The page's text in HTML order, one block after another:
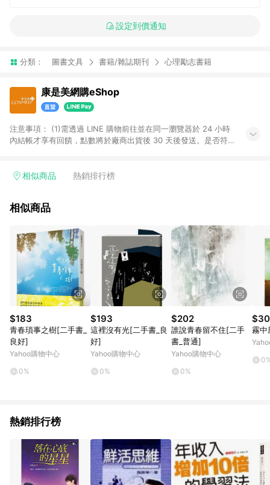
設定到價通知
分類： 圖書文具 書籍/雜誌期刊 心理勵志書籍
康是美網購eShop
注意事項：​ (1)需透過 LINE 購物前往並在同一瀏覽器於 24 小時
內結帳才享有回饋，點數將於廠商出貨後 30 天後發送。​是否符
黃金鑽飾/精品相關/3C數位(含周邊)/家電視聽/運動戶外/母嬰用
饋%」，將於訂單成立後由「LINE購物通知」之官方帳號訊息通
依LINE購物網站訂單成立通知為準。​​ (5)LINE購物設有「單一商
品最高回饋點數」機制 (部分時段開放「回饋無上限」)，以同一
訂單中同一商品不論件數計算，請依訂單成立當下LINE購物的回
饋機制為準。
相似商品 熱銷排行榜
相似商品
$183
青春瑣事之樹[二手書_
良好]
Yahoo購物中心
0%
$193
這裡沒有光[二手書_良
好]
Yahoo購物中心
0%
$202
誰說青春留不住[二手
書_普通]
Yahoo購物中心
0%
霧中
熱銷排行榜